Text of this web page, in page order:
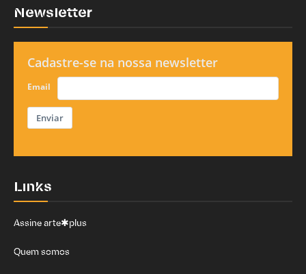
Newsletter
Cadastre-se na nossa newsletter
Email
Enviar
Links
Assine arte✱plus
Quem somos